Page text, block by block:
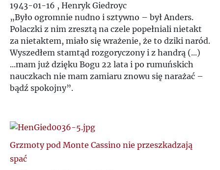
S
Ś
T
1943-01-16 , Henryk Giedroyc
„Było ogromnie nudno i sztywno – był Anders.
Polaczki z nim zresztą na czele popełniali nietakt
za nietaktem, miało się wrażenie, że to dziki naród.
Wyszedłem stamtąd rozgoryczony i z handrą (...)
...mam już dzięku Bogu 22 lata i po rumuńskich
nauczkach nie mam zamiaru znowu się narażać –
bądź spokojny”.
Grzmoty pod Monte Cassino nie przeszkadzają
spać